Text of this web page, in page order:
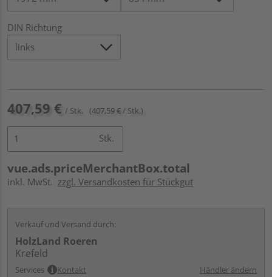
DIN Richtung
407,59 € / Stk. (407,59 € / Stk.)
Stk.
vue.ads.priceMerchantBox.total
inkl. MwSt. zzgl. Versandkosten für Stückgut
Verkauf und Versand durch:
HolzLand Roeren
Krefeld
Services Kontakt Händler ändern